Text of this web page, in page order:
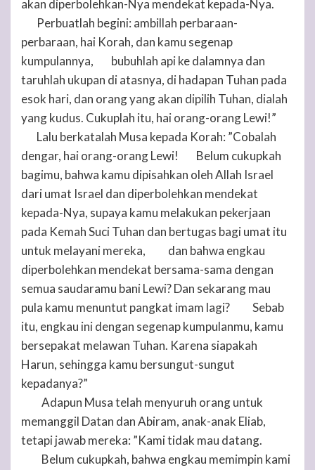
akan diperbolehkan-Nya mendekat kepada-Nya.
Perbuatlah begini: ambillah perbaraan-
perbaraan, hai Korah, dan kamu segenap
kumpulannya,
bubuhlah api ke dalamnya dan
taruhlah ukupan di atasnya, di hadapan Tuhan pada
esok hari, dan orang yang akan dipilih Tuhan, dialah
yang kudus. Cukuplah itu, hai orang-orang Lewi!”
Lalu berkatalah Musa kepada Korah: ”Cobalah
dengar, hai orang-orang Lewi!
Belum cukupkah
bagimu, bahwa kamu dipisahkan oleh Allah Israel
dari umat Israel dan diperbolehkan mendekat
kepada-Nya, supaya kamu melakukan pekerjaan
pada Kemah SuciTuhan dan bertugas bagi umat itu
untuk melayani mereka,
dan bahwa engkau
diperbolehkan mendekat bersama-sama dengan
semua saudaramu bani Lewi? Dan sekarang mau
pula kamu menuntut pangkat imam lagi?
Sebab
itu, engkau ini dengan segenap kumpulanmu, kamu
bersepakat melawan Tuhan. Karena siapakah
Harun, sehingga kamu bersungut-sungut
kepadanya?”
Adapun Musa telah menyuruh orang untuk
memanggil Datan dan Abiram, anak-anak Eliab,
tetapi jawab mereka: ”Kami tidak mau datang.
Belum cukupkah, bahwa engkau memimpin kami